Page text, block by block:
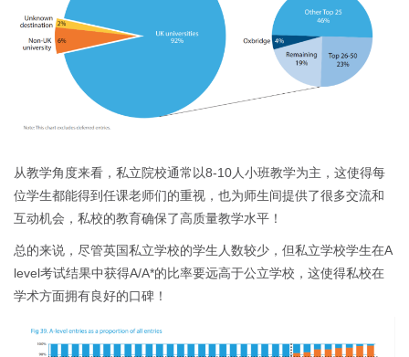
从教学角度来看，私立院校通常以8-10人小班教学为主，这使得每
位学生都能得到任课老师们的重视，也为师生间提供了很多交流和
互动机会，私校的教育确保了高质量教学水平！
总的来说，尽管英国私立学校的学生人数较少，但私立学校学生在A
level考试结果中获得A/A*的比率要远高于公立学校，这使得私校在
学术方面拥有良好的口碑！